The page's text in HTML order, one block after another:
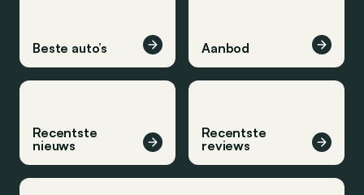
Beste auto’s Aanbod
Recentste
nieuws
Recentste
reviews